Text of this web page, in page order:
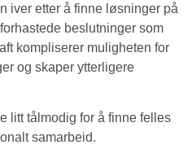
iver etter å finne løsninger på
beslutninger som
kompliserer muligheten for
og skaper ytterligere
litt tålmodig for å finne felles
samarbeid.